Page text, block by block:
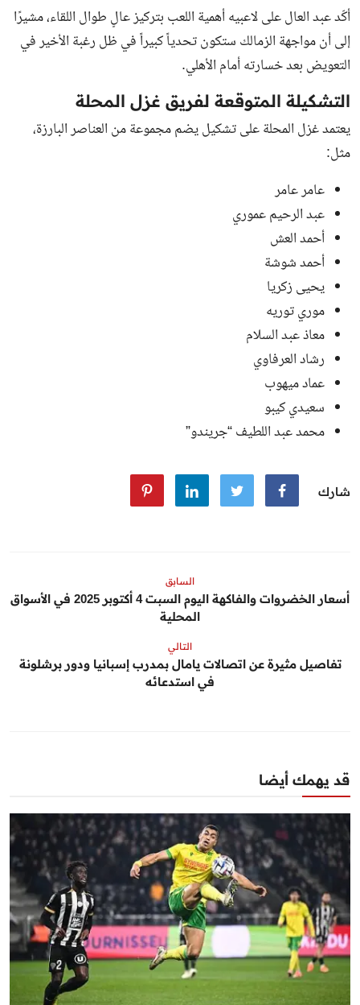
أكّد عبد العال على لاعبيه أهمية اللعب بتركيز عالٍ طوال اللقاء، مشيرًا
إلى أن مواجهة الزمالك ستكون تحدياً كبيراً في ظل رغبة الأخير في
التعويض بعد خسارته أمام الأهلي.
التشكيلة المتوقعة لفريق غزل المحلة
يعتمد غزل المحلة على تشكيل يضم مجموعة من العناصر البارزة،
مثل:
عامر عامر
عبد الرحيم عموري
أحمد العش
أحمد شوشة
يحيى زكريا
موري توريه
معاذ عبد السلام
رشاد العرفاوي
عماد ميهوب
سعيدي كيبو
محمد عبد اللطيف “جريندو”
شارك
السابق
أسعار الخضروات والفاكهة اليوم السبت 4 أكتوبر 2025 في الأسواق
المحلية
التالي
تفاصيل مثيرة عن اتصالات يامال بمدرب إسبانيا ودور برشلونة
في استدعائه
قد يهمك أيضا